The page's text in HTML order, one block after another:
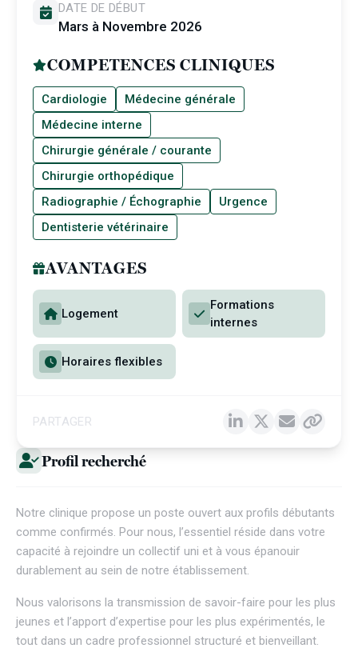
Profil recherché
Notre clinique propose un poste ouvert aux profils débutants
comme confirmés. Pour nous, l’essentiel réside dans votre
capacité à rejoindre un collectif uni et à vous épanouir
durablement au sein de notre établissement.
Nous valorisons la transmission de savoir-faire pour les plus
jeunes et l’apport d’expertise pour les plus expérimentés, le
tout dans un cadre professionnel structuré et bienveillant.
DATE DE DÉBUT
Mars à Novembre 2026
COMPETENCES CLINIQUES
Cardiologie
Médecine générale
Médecine interne
Chirurgie générale / courante
Chirurgie orthopédique
Radiographie / Échographie
Urgence
Dentisterie vétérinaire
AVANTAGES
Logement
Formations
internes
Horaires flexibles
PARTAGER